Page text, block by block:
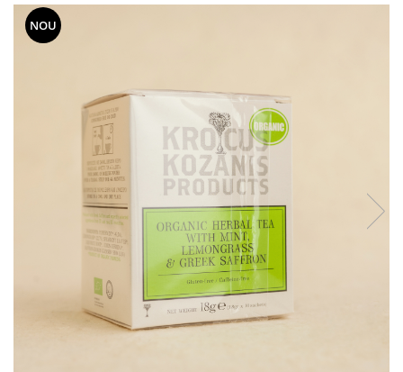
FRUCTE LA CONSERVĂ
OȚETURI ȘI SOSURI
BĂUTURI / LAPTE VEGETAL
OREZ ȘI CEREALE
CREME ȘI PASTE TARTINABILE
CONDIMENTE
CEAIURI GRECEȘTI
CIOCOLATĂ ȘI CACAO
HEALTHY SNACKS
SUPERALIMENTE
NOU